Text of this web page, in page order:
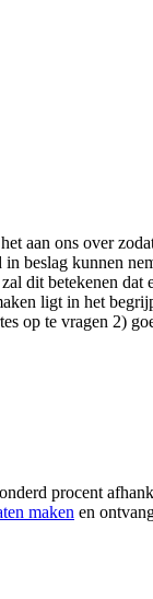
aan ons over
beslag kunnen
dit betekenen
ligt in het
op te vragen 2)
procent
maken en